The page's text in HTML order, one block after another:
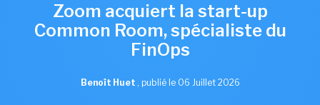
Zoom acquiert la start-up
Common Room, spécialiste du
FinOps
Benoît Huet , publié le 06 Juillet 2026